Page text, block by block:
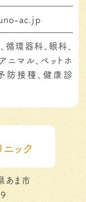
ac.jp
循環器科、眼科、
ニマル、ペットホ
防接種、健康診
ま市